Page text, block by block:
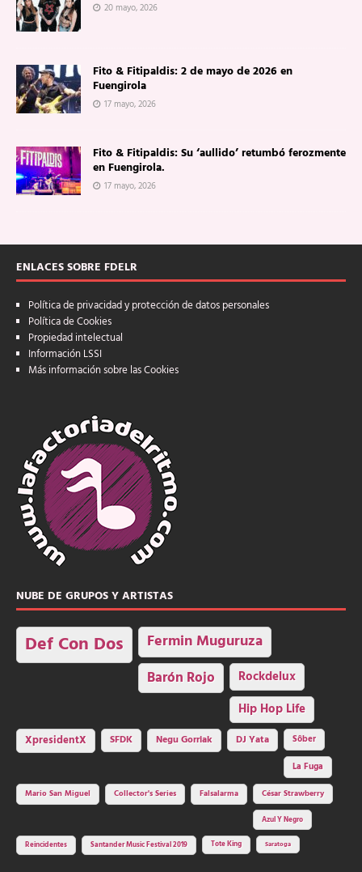
20 mayo, 2026
Fito & Fitipaldis: 2 de mayo de 2026 en
Fuengirola
17 mayo, 2026
Fito & Fitipaldis: Su ‘aullido’ retumbó ferozmente
en Fuengirola.
17 mayo, 2026
ENLACES SOBRE FDELR
Política de privacidad y protección de datos personales
Política de Cookies
Propiedad intelectual
Información LSSI
Más información sobre las Cookies
NUBE DE GRUPOS Y ARTISTAS
Def Con Dos Fermin Muguruza
Barón Rojo Rockdelux
Hip Hop Life
XpresidentX SFDK Negu Gorriak DJ Yata
Sôber
La Fuga
Mario San Miguel
Collector's Series Falsalarma César Strawberry
Azul Y Negro
Reincidentes Santander Music Festival 2019 Tote King Saratoga